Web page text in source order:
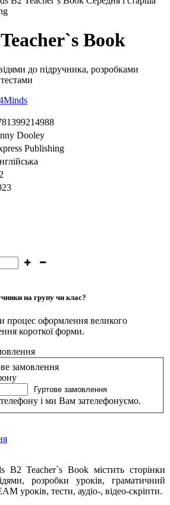
Book
до підручника, розробками
Dooley
Publishing
на групу чи клас?
процес оформлення великого
короткої форми.
замовлення
Гуртове замовлення
і ми Вам зателефонуємо.
B2 Teacher`s Book містить сторінки
розробки уроків, граматичний
уроків, тести, аудіо-, відео-скріпти.